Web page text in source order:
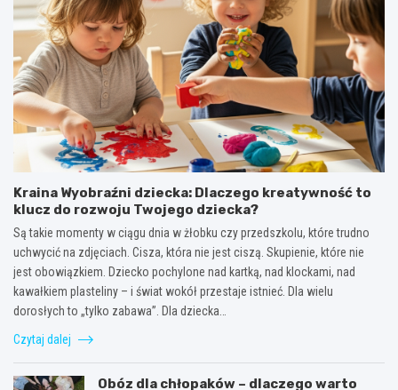
Kraina Wyobraźni dziecka: Dlaczego kreatywność to
klucz do rozwoju Twojego dziecka?
Są takie momenty w ciągu dnia w żłobku czy przedszkolu, które trudno
uchwycić na zdjęciach. Cisza, która nie jest ciszą. Skupienie, które nie
jest obowiązkiem. Dziecko pochylone nad kartką, nad klockami, nad
kawałkiem plasteliny – i świat wokół przestaje istnieć. Dla wielu
dorosłych to „tylko zabawa”. Dla dziecka…
Czytaj dalej
Obóz dla chłopaków – dlaczego warto